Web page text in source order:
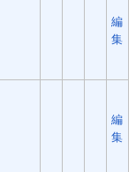
編
集
編
集